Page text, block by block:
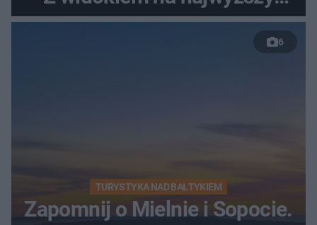
szczyt Gór Świętokrzyskich
6
TURYSTYKA NAD BAŁTYKIEM
Zapomnij o Mielnie i Sopocie.